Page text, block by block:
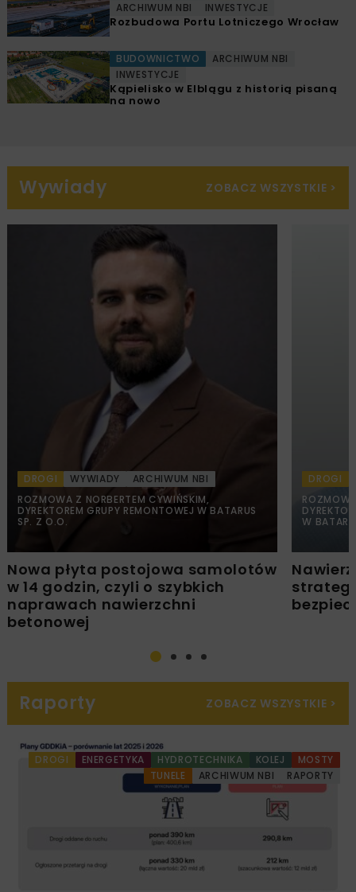
ARCHIWUM NBI
INWESTYCJE
Rozbudowa Portu Lotniczego Wrocław
BUDOWNICTWO
ARCHIWUM NBI
INWESTYCJE
Kąpielisko w Elblągu z historią pisaną
na nowo
Wywiady ZOBACZ WSZYSTKIE >
DROGI WYWIADY
ARCHIWUM NBI
ROZMOWA Z NORBERTEM CYWIŃSKIM,
DYREKTOREM GRUPY REMONTOWEJ W BATARUS
SP. Z O.O.
Nowa płyta postojowa samolotów
w 14 godzin, czyli o szybkich
naprawach nawierzchni
betonowej
DROGI
W
Raporty ZOBACZ WSZYSTKIE >
DROGI ENERGETYKA HYDROTECHNIKA KOLEJ
MOSTY
TUNELE
ARCHIWUM NBI RAPORTY